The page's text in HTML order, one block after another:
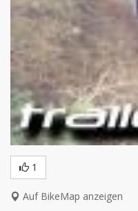
1
Auf BikeMap anzeigen